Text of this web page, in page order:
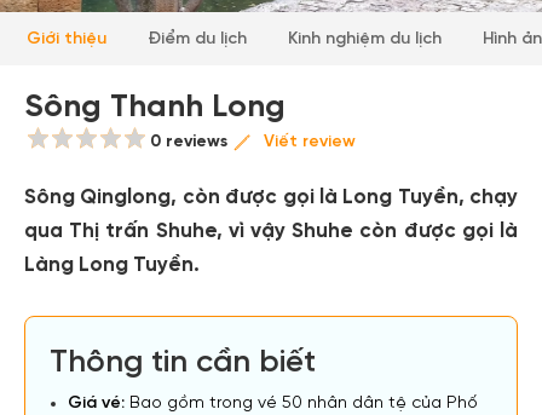
Giới thiệu Điểm du lịch Kinh nghiệm du lịch Hình
Sông Thanh Long
0 reviews Viết review
Sông Qinglong, còn được gọi là Long Tuyền, chạy
qua Thị trấn Shuhe, vì vậy Shuhe còn được gọi là
Làng Long Tuyền.
Thông tin cần biết
Giá vé: Bao gồm trong vé 50 nhân dân tệ của Phố